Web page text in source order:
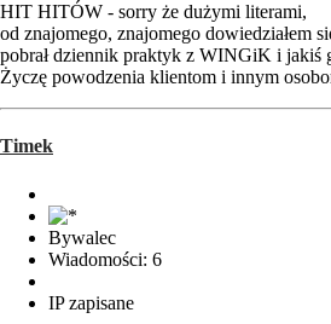
HIT HITÓW - sorry że dużymi literami,
od znajomego, znajomego dowiedziałem
pobrał dziennik praktyk z WINGiK i jakiś
Życzę powodzenia klientom i innym
Timek
Bywalec
Wiadomości: 6
IP zapisane